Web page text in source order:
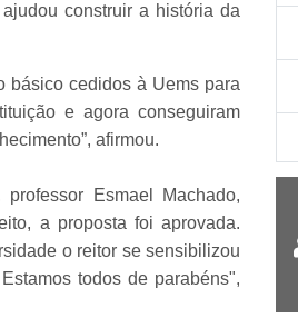
construir a história da
básico cedidos à Uems para
e agora conseguiram
afirmou.
Esmael Machado,
a proposta foi aprovada.
o reitor se sensibilizou
todos de parabéns",